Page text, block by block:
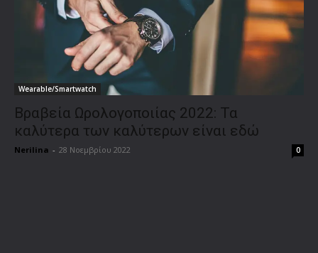
Wearable/Smartwatch
Βραβεία Ωρολογοποιίας 2022: Τα
καλύτερα των καλύτερων είναι εδώ
Nerilina - 28 Νοεμβρίου 2022 0